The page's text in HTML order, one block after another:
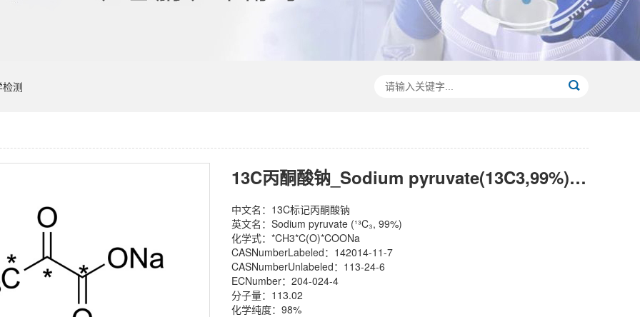
检测
13C丙酮酸钠_Sodium pyruvate(13C3,99%)丨142014-11-7
中文名：13C标记丙酮酸钠
英文名：Sodium pyruvate (¹³C₃, 99%)
化学式：*CH3*C(O)*COONa
CASNumberLabeled：142014-11-7
CASNumberUnlabeled：113-24-6
ECNumber：204-024-4
分子量：113.02
化学纯度：98%